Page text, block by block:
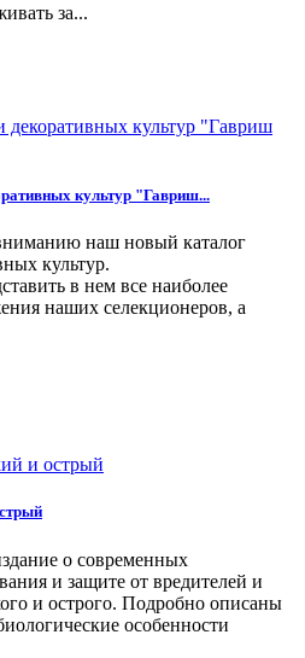
за...
культур "Гавриш...
наш новый каталог
культур.
в нем все наиболее
наших селекционеров, а
о современных
и защите от вредителей и
и острого. Подробно описаны
особенности